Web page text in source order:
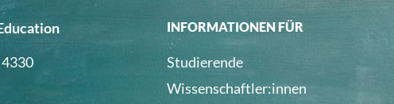
INFORMATIONEN FÜR
Studierende
Wissenschaftler:innen